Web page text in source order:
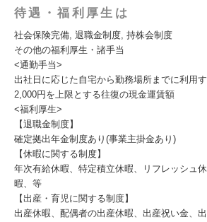
待遇・福利厚生は
社会保険完備, 退職金制度, 持株会制度
その他の福利厚生・諸手当
<通勤手当>
出社日に応じた自宅から勤務場所までに利用
2,000円を上限とする往復の現金運賃額
<福利厚生>
【退職金制度】
確定拠出年金制度あり(事業主掛金あり)
【休暇に関する制度】
年次有給休暇、特定積立休暇、リフレッシュ
暇、等
【出産・育児に関する制度】
出産休暇、配偶者の出産休暇、出産祝い金、